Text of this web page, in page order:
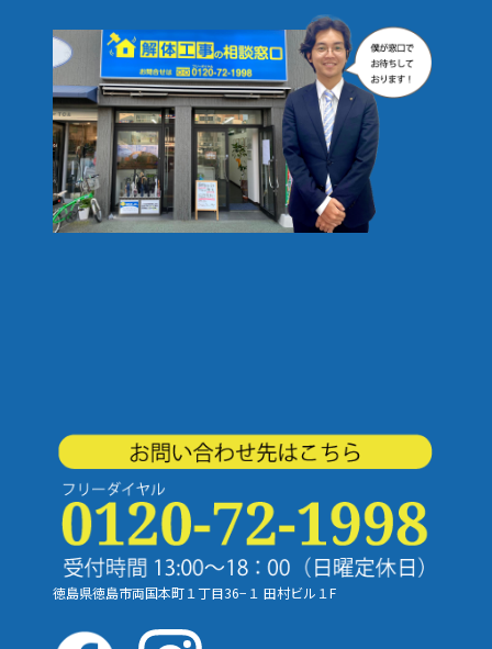
徳島県徳島市両国本町１丁目36−１ 田村ビル１F